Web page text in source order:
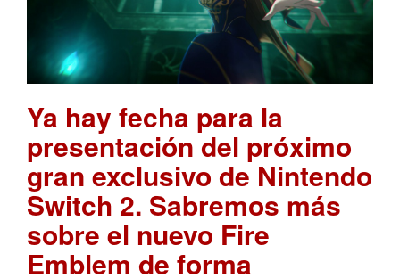
Ya hay fecha para la
presentación del próximo
gran exclusivo de Nintendo
Switch 2. Sabremos más
sobre el nuevo Fire
Emblem de forma